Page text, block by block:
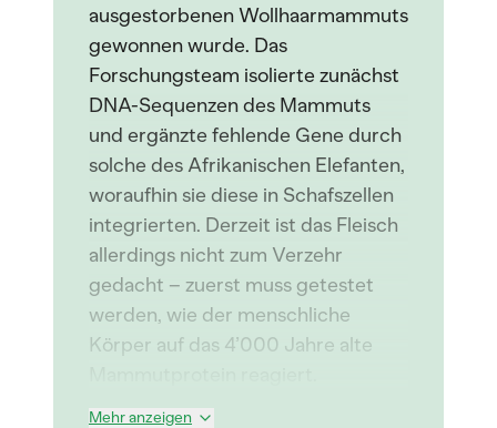
ausgestorbenen Wollhaarmammuts
gewonnen wurde. Das
Forschungsteam isolierte zunächst
DNA-Sequenzen des Mammuts
und ergänzte fehlende Gene durch
solche des Afrikanischen Elefanten,
woraufhin sie diese in Schafszellen
integrierten. Derzeit ist das Fleisch
allerdings nicht zum Verzehr
gedacht – zuerst muss getestet
werden, wie der menschliche
Körper auf das 4’000 Jahre alte
Mehr anzeigen